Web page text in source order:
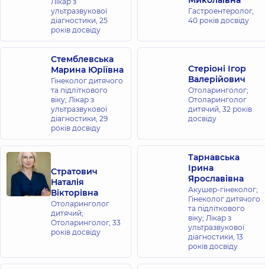
ультразвукової
діагностики, 25
років досвіду
Гастроентеролог,
40 років досвіду
Стемблевська
Марина Юріївна
Гінеколог дитячого
та підліткового
віку; Лікар з
ультразвукової
діагностики, 29
років досвіду
Стеріоні Ігор
Валерійович
Отоларинголог;
Отоларинголог
дитячий, 32 років
досвіду
Стратович
Наталія
Вікторівна
Отоларинголог
дитячий;
Отоларинголог, 33
років досвіду
Тарнавська
Ірина
Ярославівна
Акушер-гінеколог;
Гінеколог дитячого
та підліткового
віку; Лікар з
ультразвукової
діагностики, 13
років досвіду